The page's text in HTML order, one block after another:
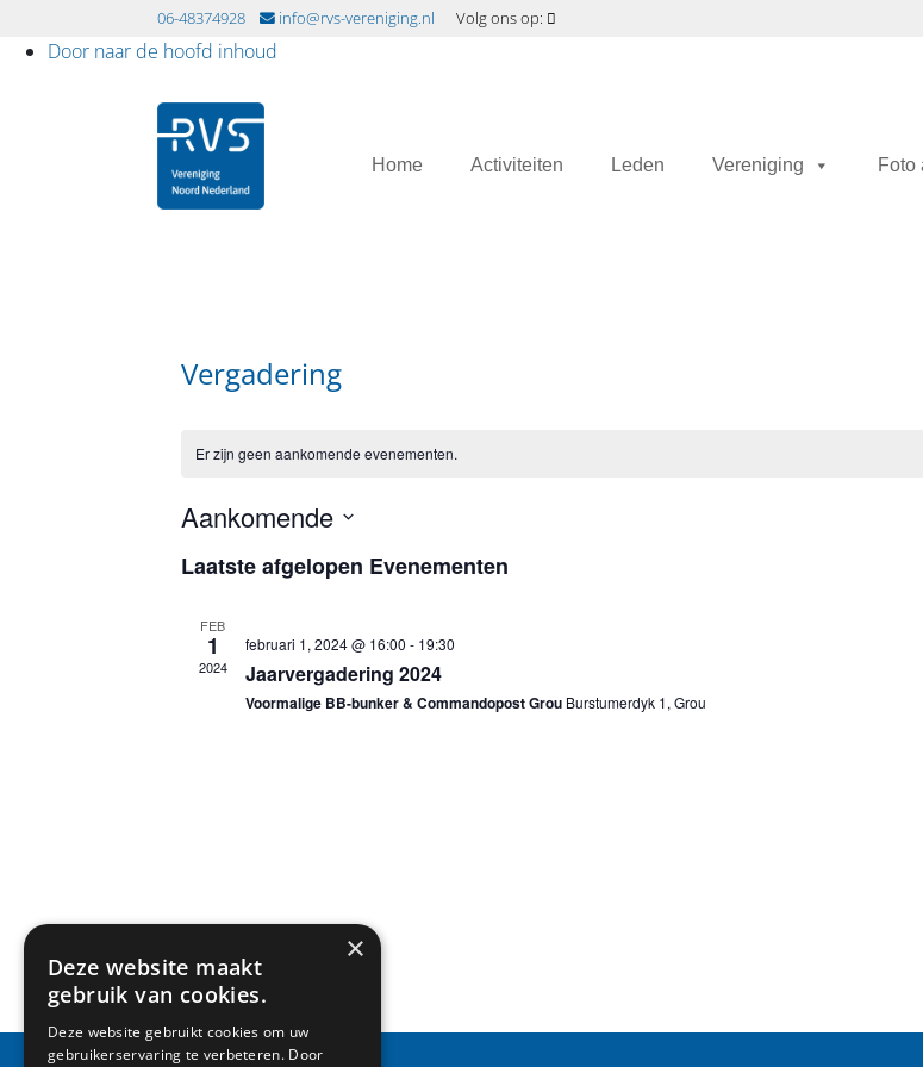
06-48374928 info@rvs-vereniging.nl Volg ons op:
Door naar de hoofd inhoud
RVS Vereniging
Header
Home Activiteiten Leden Vereniging Foto
Vergadering
Er zijn geen aankomende evenementen.
Aankomende
een
Laatste afgelopen Evenementen
FEB
1
2024
februari 1, 2024 @ 16:00 - 19:30
Jaarvergadering 2024
Voormalige BB-bunker & Commandopost Grou Burstumerdyk 1, Grou
×
Deze website maakt
gebruik van cookies.
Deze website gebruikt cookies om uw
gebruikerservaring te verbeteren. Door